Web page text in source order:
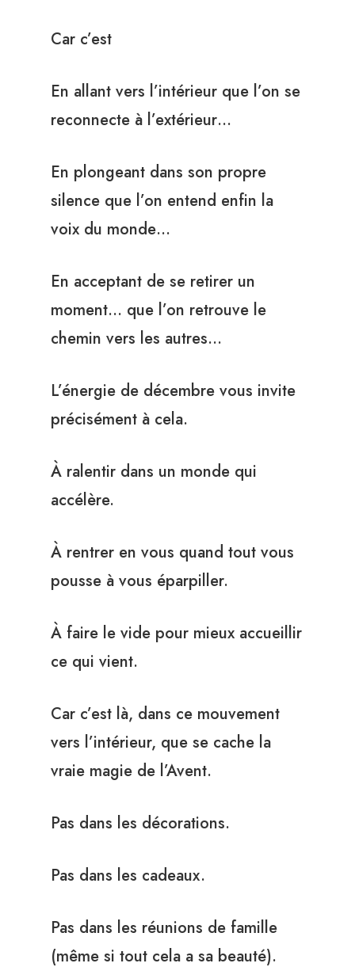
Car c’est
En allant vers l’intérieur que l’on se
reconnecte à l’extérieur…
En plongeant dans son propre
silence que l’on entend enfin la
voix du monde…
En acceptant de se retirer un
moment… que l’on retrouve le
chemin vers les autres…
L’énergie de décembre vous invite
précisément à cela.
À ralentir dans un monde qui
accélère.
À rentrer en vous quand tout vous
pousse à vous éparpiller.
À faire le vide pour mieux accueillir
ce qui vient.
Car c’est là, dans ce mouvement
vers l’intérieur, que se cache la
vraie magie de l’Avent.
Pas dans les décorations.
Pas dans les cadeaux.
Pas dans les réunions de famille
(même si tout cela a sa beauté).